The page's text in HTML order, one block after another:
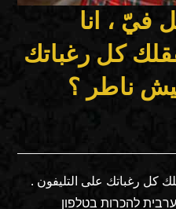
فيّ ، انا
كل رغباتك
ناطر ؟
كل رغباتك على التليفون .
להכרות בטלפון